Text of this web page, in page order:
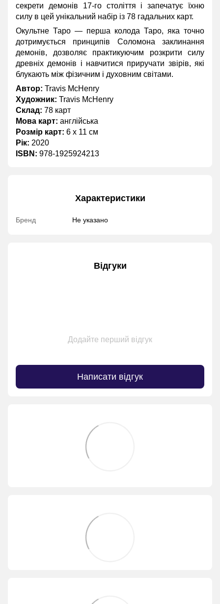
секрети демонів 17-го століття і запечатує їхню
силу в цей унікальний набір із 78 гадальних карт.
Окультне Таро — перша колода Таро, яка точно
дотримується принципів Соломона заклинання
демонів, дозволяє практикуючим розкрити силу
древніх демонів і навчитися приручати звірів, які
блукають між фізичним і духовним світами.
Автор: Travis McHenry
Художник: Travis McHenry
Склад: 78 карт
Мова карт: англійська
Розмір карт: 6 х 11 см
Рік: 2020
ISBN: 978-1925924213
Характеристики
Бренд Не указано
Відгуки
Додайте перший відгук
Написати відгук